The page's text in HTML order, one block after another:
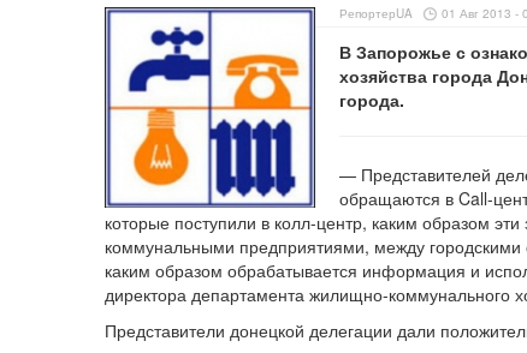
РепортерUA 01 Авг 2013 -
В Запорожье с
хозяйства города
города.
— Представителей
обращаются в Call-
которые поступили в колл-центр, каким образом
коммунальными предприятиями, между городскими
каким образом обрабатывается информация и
директора департамента жилищно-коммунального
Представители донецкой делегации дали